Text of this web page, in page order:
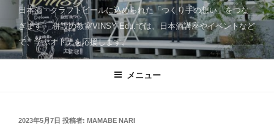
ッ
プ
日本酒・クラフトビールに込められた「つくり手の想い」をつな
ぎます。 併設の教室VINSY Edu.では、日本酒講座やイベントなど
で、学ぶオトナを応援します。
メニュー
投
2023年5月7日 投稿者: MAMABE NARI